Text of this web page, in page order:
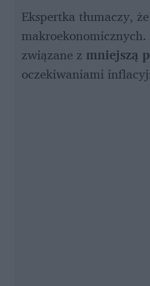
Ekspertka tłumaczy,
związane z mniejszą
oczekiwaniami